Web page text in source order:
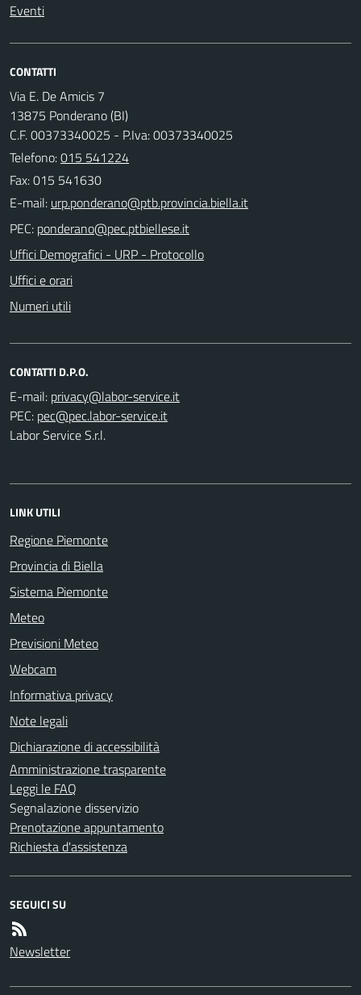
Eventi
CONTATTI
Via E. De Amicis 7
13875 Ponderano (BI)
C.F. 00373340025 - P.Iva: 00373340025
Telefono:015 541224
Fax: 015 541630
E-mail:
PEC:
Uffici Demografici - URP - Protocollo
Uffici e orari
Numeri utili
CONTATTI D.P.O.
E-mail:
PEC:
Labor Service S.r.l.
LINK UTILI
Regione Piemonte
Provincia di Biella
Sistema Piemonte
Meteo
Previsioni Meteo
Webcam
Informativa privacy
Note legali
Dichiarazione di accessibilità
Amministrazione trasparente
Leggi le FAQ
Segnalazione disservizio
Prenotazione appuntamento
Richiesta d'assistenza
SEGUICI SU
Newsletter